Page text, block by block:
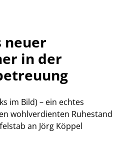
neuer
in der
im Bild) – ein echtes
wohlverdienten Ruhestand
an Jörg Köppel